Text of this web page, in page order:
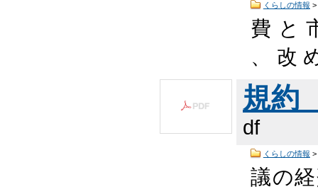
くらしの情報 >
費 と
、 改
規約
df
くらしの情報 >
議の